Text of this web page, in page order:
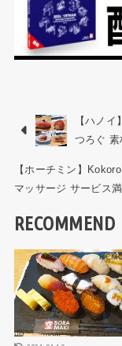
【ハノ
つろぐ 素
【ホーチミン】
マッサージ サービス
RECOMMEND